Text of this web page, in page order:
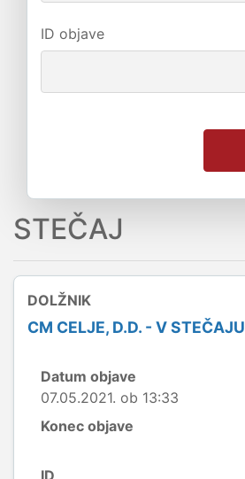
ID objave
STEČAJ
DOLŽNIK
CM CELJE, D.D. - V STEČAJU
Datum objave
07.05.2021. ob 13:33
Konec objave
ID